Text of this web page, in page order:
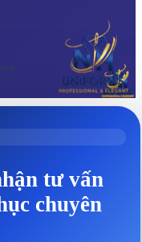
tư vấn
chuyên